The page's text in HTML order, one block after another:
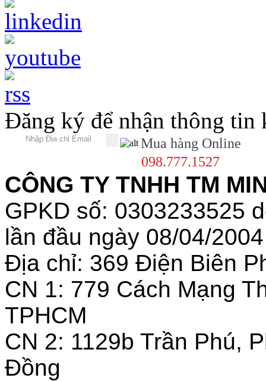
Đăng ký để nhận thông tin
Mua hàng Online
098.777.1527
CÔNG TY TNHH TM
GPKD số: 0303233525
lần đầu ngày 08/04/2004
Địa chỉ: 369 Điện Biên
CN 1: 779 Cách Mạng
TPHCM
CN 2: 1129b Trần Phú,
Đồng